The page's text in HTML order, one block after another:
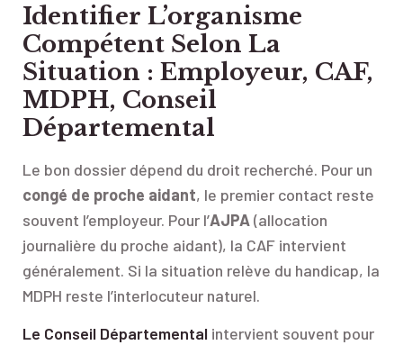
Identifier L’organisme
Compétent Selon La
Situation : Employeur, CAF,
MDPH, Conseil
Départemental
Le bon dossier dépend du droit recherché. Pour un
congé de proche aidant, le premier contact reste
souvent l’employeur. Pour l’AJPA(allocation
journalière du proche aidant), la CAF intervient
généralement. Si la situation relève du handicap, la
MDPH reste l’interlocuteur naturel.
Le Conseil Départemental intervient souvent pour